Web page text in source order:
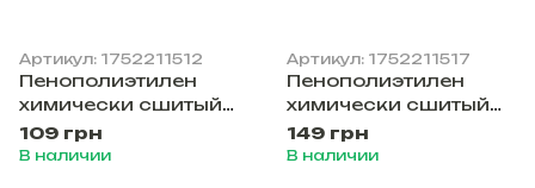
Артикул: 1752211512
Пенополиэтилен
химически сшитый
самоклеящийся
шумо-, тепло-,
109 грн
В наличии
Артикул: 1752211517
Пенополиэтилен
химически сшитый
самоклеящийся
шумо-, тепло-,
149 грн
В наличии